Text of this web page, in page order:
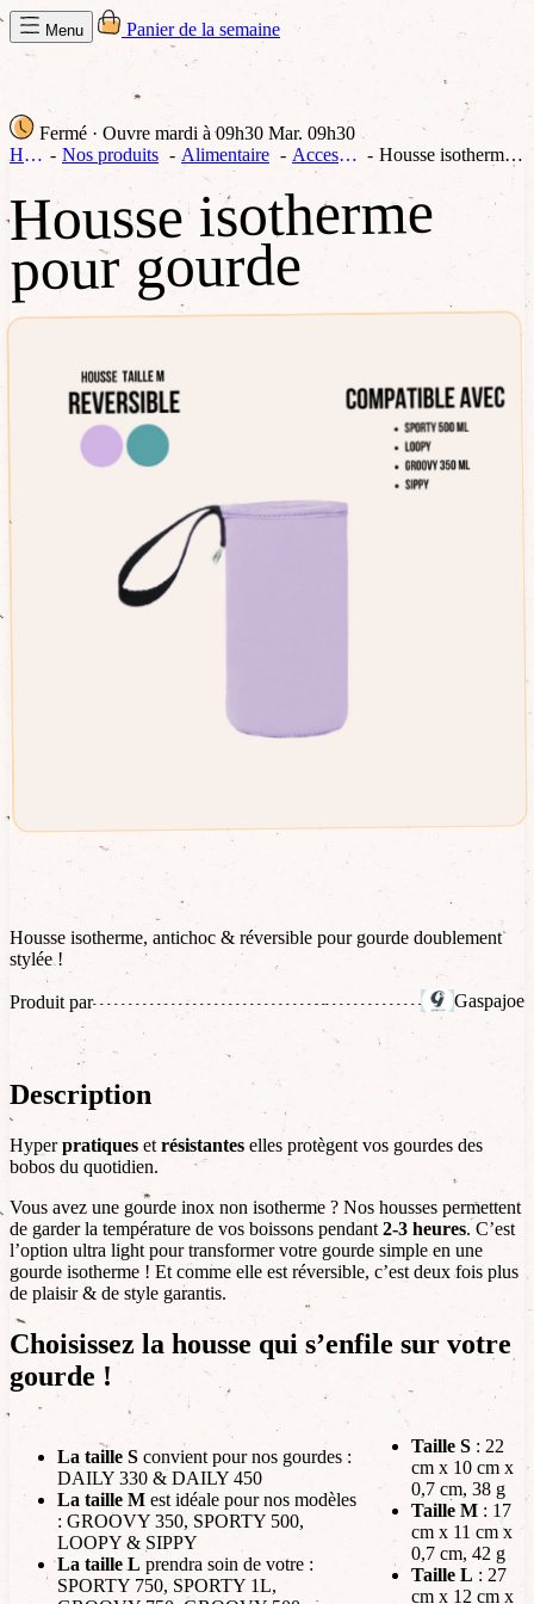
Menu Panier de la semaine
Fermé · Ouvre mardi à 09h30 Mar. 09h30
Home
Nos produits Alimentaire Accessoires Housse isotherme pour gourde
Housse isotherme
pour gourde
Housse isotherme, antichoc & réversible pour gourde doublement
stylée !
Produit par Gaspajoe
Description
Hyperpratiques et résistantes elles protègent vos gourdes des
bobos du quotidien.
Vous avez une gourde inox non isotherme ? Nos housses permettent
de garder la température de vos boissons pendant 2-3 heures. C’est
l’option ultra light pour transformer votre gourde simple en une
gourde isotherme ! Et comme elle est réversible, c’est deux fois plus
de plaisir & de style garantis.
Choisissez la housse qui s’enfile sur votre
gourde !
La taille S convient pour nos gourdes :
DAILY 330 & DAILY 450
La taille M est idéale pour nos modèles
: GROOVY 350, SPORTY 500,
LOOPY & SIPPY
La taille L prendra soin de votre :
SPORTY 750, SPORTY 1L,
Taille S: 22
cm x 10 cm x
0,7 cm, 38 g
Taille M: 17
cm x 11 cm x
0,7 cm, 42 g
Taille L : 27
cm x 12 cm x